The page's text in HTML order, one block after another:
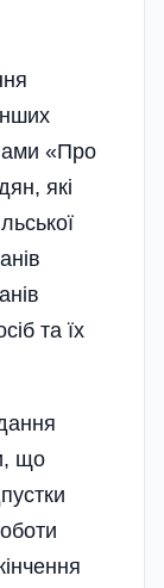
«Про
які
та їх
що